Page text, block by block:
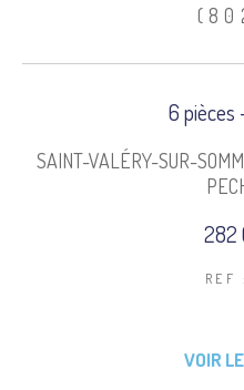
6 pièces
SAINT-VALÉRY-SUR-
282
REF
VOIR